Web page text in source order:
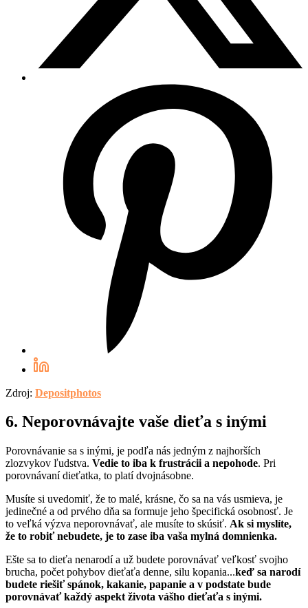
Zdroj: Depositphotos
6. Neporovnávajte vaše dieťa s inými
Porovnávanie sa s inými, je podľa nás jedným z najhorších
zlozvykov ľudstva. Vedie to iba k frustrácii a nepohode. Pri
porovnávaní dieťatka, to platí dvojnásobne.
Musíte si uvedomiť, že to malé, krásne, čo sa na vás usmieva, je
jedinečné a od prvého dňa sa formuje jeho špecifická osobnosť. Je
to veľká výzva neporovnávať, ale musíte to skúsiť. Ak si myslíte,
že to robiť nebudete, je to zase iba vaša mylná domnienka.
Ešte sa to dieťa nenarodí a už budete porovnávať veľkosť svojho
brucha, počet pohybov dieťaťa denne, silu kopania...keď sa narodí
budete riešiť spánok, kakanie, papanie a v podstate bude
porovnávať každý aspekt života vášho dieťaťa s inými.